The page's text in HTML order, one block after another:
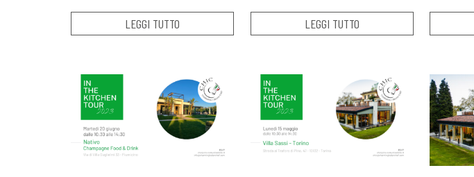
LEGGI TUTTO LEGGI TUTTO